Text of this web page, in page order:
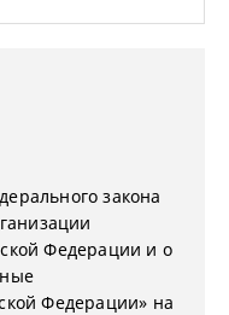
закона
Федерации и о
Федерации» на